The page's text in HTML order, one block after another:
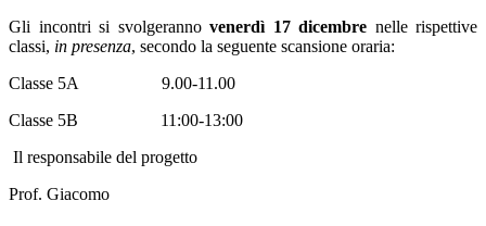
Gli incontri si svolgeranno venerdì 17 dicembre nelle rispettive
classi, in presenza, secondo la seguente scansione oraria:
Classe 5A 9.00-11.00
Classe 5B 11:00-13:00
Il responsabile del progetto
Prof. Giacomo